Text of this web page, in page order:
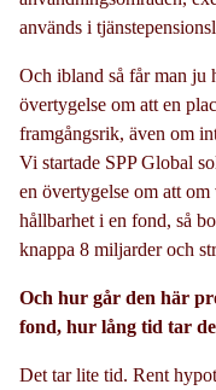
används i
Och ibland så får man ju
övertygelse om att en
framgångsrik, även om
Vi startade SPP Global
en övertygelse om att
hållbarhet i en fond, så
knappa 8 miljarder och
Och hur går den här
fond, hur lång tid tar
Det tar lite tid. Rent